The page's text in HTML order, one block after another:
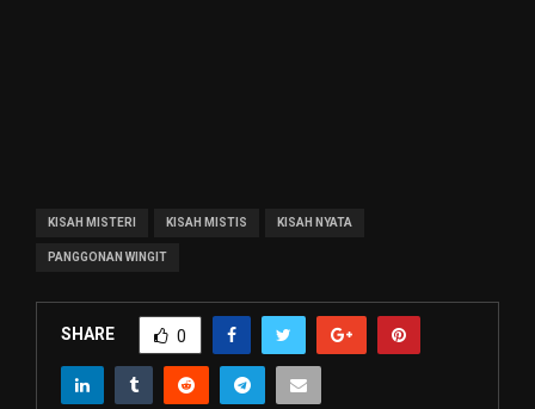
KISAH MISTERI KISAH MISTIS KISAH NYATA
PANGGONAN WINGIT
SHARE 0